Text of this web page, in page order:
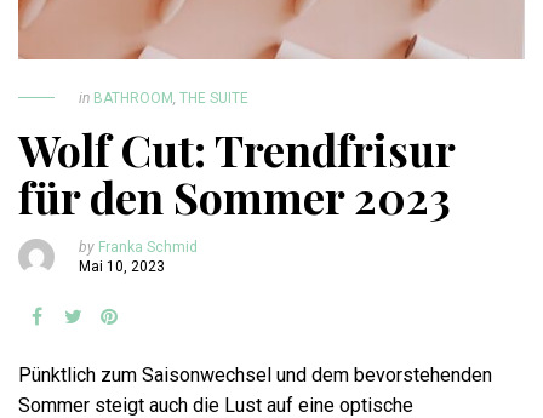
in BATHROOM, THE SUITE
Wolf Cut: Trendfrisur
für den Sommer 2023
by Franka Schmid
Mai 10, 2023
Pünktlich zum Saisonwechsel und dem bevorstehenden
Sommer steigt auch die Lust auf eine optische